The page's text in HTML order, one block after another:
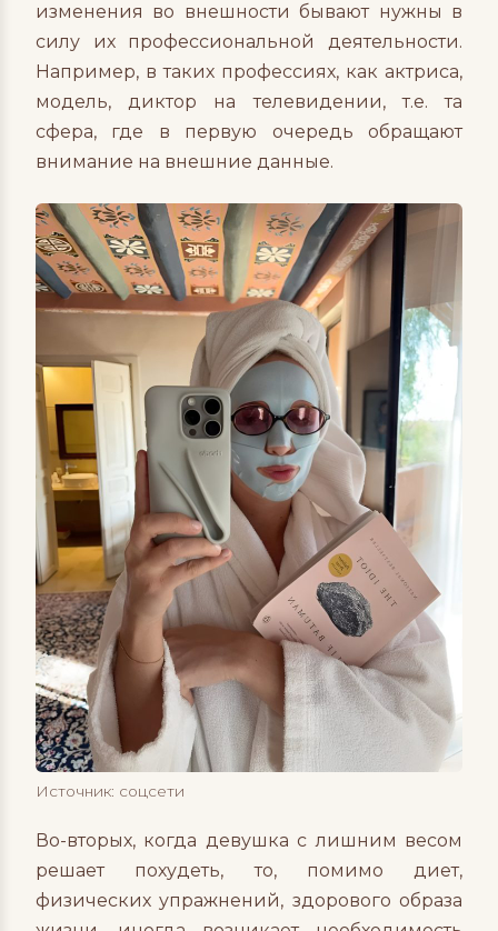
изменения во внешности бывают нужны в
силу их профессиональной деятельности.
Например, в таких профессиях, как актриса,
модель, диктор на телевидении, т.е. та
сфера, где в первую очередь обращают
внимание на внешние данные.
Источник: соцсети
Во-вторых, когда девушка с лишним весом
решает похудеть, то, помимо диет,
физических упражнений, здорового образа